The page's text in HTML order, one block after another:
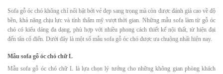
Sofa gỗ óc chó không chỉ nổi bật bởi vẻ đẹp sang trọng mà còn được đánh giá cao về độ
bền, khả năng chịu lực và tính thẩm mỹ vượt thời gian. Những mẫu sofa làm từ gỗ óc
chó có kiểu dáng đa dạng, phù hợp với nhiều phong cách thiết kế nội thất, từ hiện đại
đến tân cổ điển. Dưới đây là một số mẫu sofa gỗ óc chó được ưa chuộng nhất hiện nay.
Mẫu sofa gỗ óc chó chữ L
Mẫu sofa gỗ óc chó chữ L là lựa chọn lý tưởng cho những không gian phòng khách